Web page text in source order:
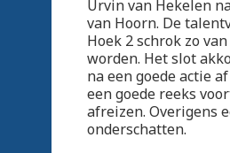
Urvin van Hekelen
van Hoorn. De
Hoek 2 schrok zo
worden. Het slot
na een goede actie
een goede reeks
afreizen. Overigens
onderschatten.